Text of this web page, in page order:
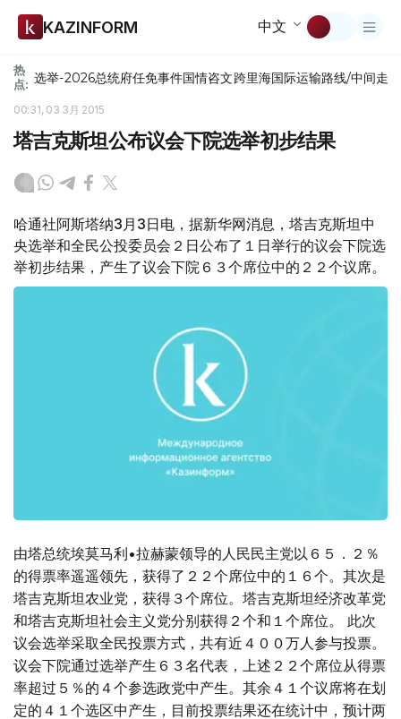
KAZINFORM 中文
热
点: 选举-2026总统府任免事件国情咨文跨里海国际运输路线/中间走廊
00:31, 03 3月 2015
塔吉克斯坦公布议会下院选举初步结果
哈通社阿斯塔纳3月3日电，据新华网消息，塔吉克斯坦中
央选举和全民公投委员会２日公布了１日举行的议会下院选
举初步结果，产生了议会下院６３个席位中的２２个议席。
由塔总统埃莫马利•拉赫蒙领导的人民民主党以６５．２％
的得票率遥遥领先，获得了２２个席位中的１６个。其次是
塔吉克斯坦农业党，获得３个席位。塔吉克斯坦经济改革党
和塔吉克斯坦社会主义党分别获得２个和１个席位。 此次
议会选举采取全民投票方式，共有近４００万人参与投票。
议会下院通过选举产生６３名代表，上述２２个席位从得票
率超过５％的４个参选政党中产生。其余４１个议席将在划
定的４１个选区中产生，目前投票结果还在统计中，预计两